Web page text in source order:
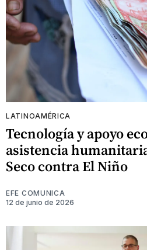
LATINOAMÉRICA
Tecnología y apoyo
asistencia
Seco contra El Niño
EFE COMUNICA
12 de junio de 2026